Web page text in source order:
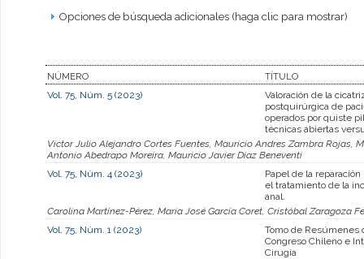
Opciones de búsqueda adicionales (haga clic para mostrar)
NÚMERO
TÍTULO
Vol. 75, Núm. 5 (2023)
Valoración de la
postquirúrgica de
operados por quiste
técnicas abiertas
Victor Julio Alejandro Cortes Fuentes, Mauricio Andres Zambra Rojas,
Antonio Abedrapo Moreira, Mauricio Javier Diaz Beneventi
Vol. 75, Núm. 4 (2023)
Papel de la
el tratamiento de la
anal.
Carolina Martínez-Pérez, Maria José García Coret, Cristóbal Zaragoza
Vol. 75, Núm. 1 (2023)
Tomo de Resúmenes
Congreso Chileno e
Cirugía